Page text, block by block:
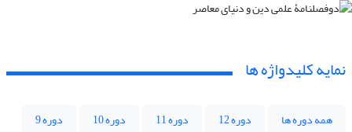
نمایه کلیدواژه ها
همه دوره ها دوره 12 دوره 11 دوره 10
دوره 9